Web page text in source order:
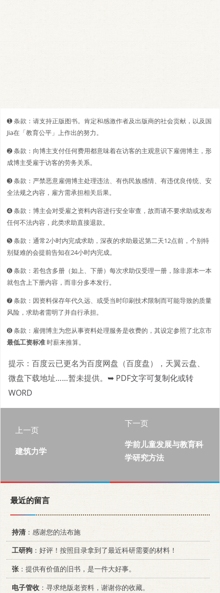
➊️ 条款：请支持正版图书。肯定和感激作者及出版商的社会贡献，以及国
Jia在「教育公平」上作出的努力。
➋️️ 条款：向博主支付任何费用都意味着在访客的主观意识下雇佣博主，形
成博主受雇于访客的劳务关系。
➌ 条款：严禁恶意雇佣博主处理违法、有伤民族感情、有违优良传统、安
全法规之内容，雇方需承担相关后果。
➍ 条款：博主会对受雇之资料内容进行安全审查，故而请不要求助或发布
任何不法内容，此类求助直接退款。
➎ 条款：通常2小时内完成求助，深夜的求助最迟第二天12点前，个别特
别疑难的会提前告知在24小时内完成。
➏ 条款：若包含多册（如上、下册）每次求助仅受理一册，除非原本一本
就包含上下册内容，而非分多本发行。
➐ 条款：因资料保存年代久远、或受当时印刷技术限制而可能导致的质量
风险，求助者需明了并自行承担。
➑ 条款：雇佣博主为您从事资料处理服务是收费的，其设定参照了北京市
最低工资标准时薪来推算。
提示：百度云已更名为百度网盘（百度盘），天翼云盘、
微盘下载地址……暂未提供。 ➥ PDF文字可复制化或转
WORD
上一页
建筑力学
下一页
学前儿童发展与教育科
学研究方法
最近的留言
持清 ：感谢您的法布施
工研狗 ：好评！按照目录拿到了最近科研需要的材料！
张：提供有价值的旧书，是一件大好事。
电子管收 ：寻求绝版老资料，谢谢你的收藏。